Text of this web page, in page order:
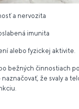
a nervozita
imunita
alebo fyzickej aktivite.
bežných činnostiach
že svaly a